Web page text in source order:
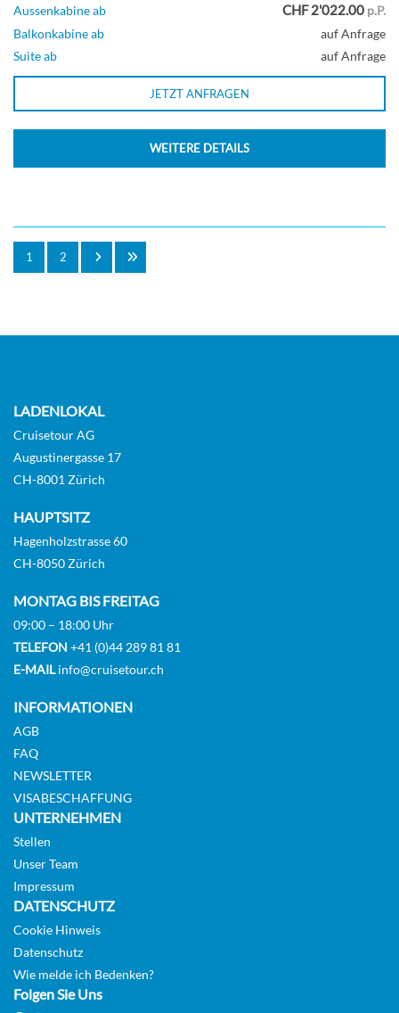
Aussenkabine ab
CHF 2'022.00 p.P.
Balkonkabine ab
auf Anfrage
Suite ab
auf Anfrage
JETZT ANFRAGEN
WEITERE DETAILS
1 2
LADENLOKAL
Cruisetour AG
Augustinergasse 17
CH-8001 Zürich
HAUPTSITZ
Hagenholzstrasse 60
CH-8050 Zürich
MONTAG BIS FREITAG
09:00 – 18:00 Uhr
TELEFON +41 (0)44 289 81 81
E-MAILinfo@cruisetour.ch
INFORMATIONEN
AGB
FAQ
NEWSLETTER
VISABESCHAFFUNG
UNTERNEHMEN
Stellen
Unser Team
Impressum
DATENSCHUTZ
Cookie Hinweis
Datenschutz
Wie melde ich Bedenken?
Folgen Sie Uns